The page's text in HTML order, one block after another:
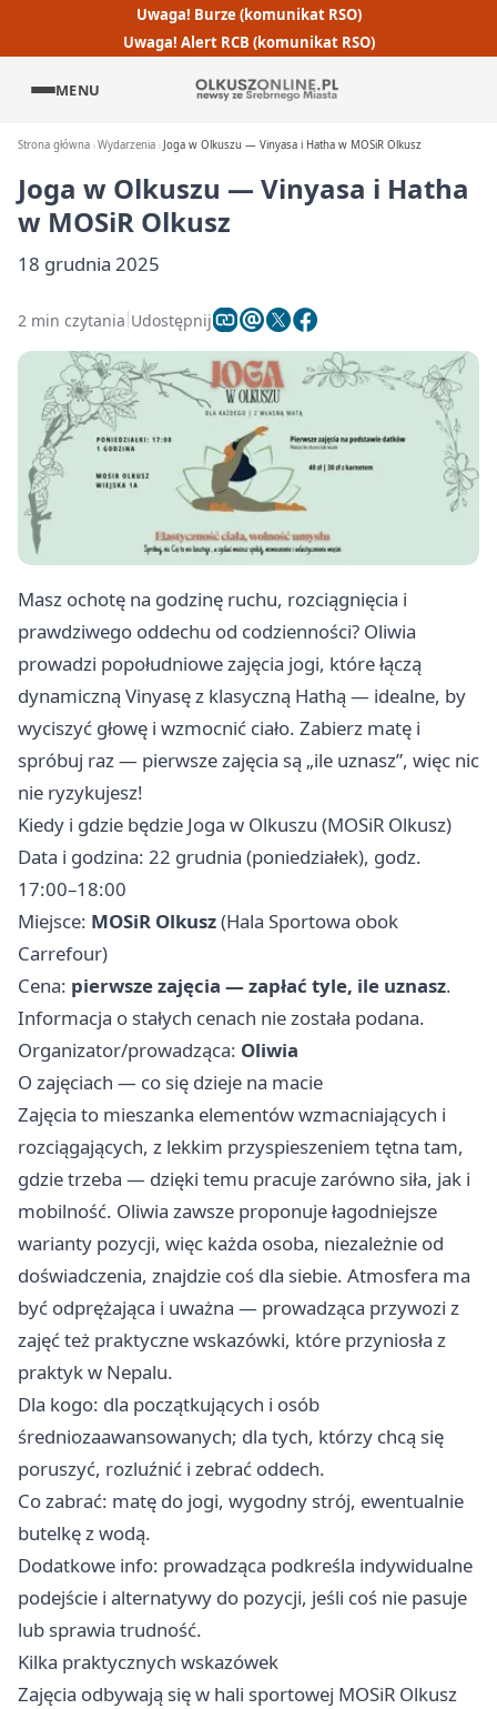
Uwaga! Burze (komunikat RSO)
Uwaga! Alert RCB (komunikat RSO)
MENU
Strona główna Wydarzenia Joga w Olkuszu — Vinyasa i Hatha w MOSiR Olkusz
Joga w Olkuszu — Vinyasa i Hatha
w MOSiR Olkusz
18 grudnia 2025
2 min czytania Udostępnij
Masz ochotę na godzinę ruchu, rozciągnięcia i
prawdziwego oddechu od codzienności? Oliwia
prowadzi popołudniowe zajęcia jogi, które łączą
dynamiczną Vinyasę z klasyczną Hathą — idealne, by
wyciszyć głowę i wzmocnić ciało. Zabierz matę i
spróbuj raz — pierwsze zajęcia są „ile uznasz”, więc nic
nie ryzykujesz!
Kiedy i gdzie będzie Joga w Olkuszu (MOSiR Olkusz)
Data i godzina: 22 grudnia (poniedziałek), godz.
17:00–18:00
Miejsce: MOSiR Olkusz(Hala Sportowa obok
Carrefour)
Cena: pierwsze zajęcia — zapłać tyle, ile uznasz.
Informacja o stałych cenach nie została podana.
Organizator/prowadząca: Oliwia
O zajęciach — co się dzieje na macie
Zajęcia to mieszanka elementów wzmacniających i
rozciągających, z lekkim przyspieszeniem tętna tam,
gdzie trzeba — dzięki temu pracuje zarówno siła, jak i
mobilność. Oliwia zawsze proponuje łagodniejsze
warianty pozycji, więc każda osoba, niezależnie od
doświadczenia, znajdzie coś dla siebie. Atmosfera ma
być odprężająca i uważna — prowadząca przywozi z
zajęć też praktyczne wskazówki, które przyniosła z
praktyk w Nepalu. ‍
Dla kogo: dla początkujących i osób
średniozaawansowanych; dla tych, którzy chcą się
poruszyć, rozluźnić i zebrać oddech.
Co zabrać: matę do jogi, wygodny strój, ewentualnie
butelkę z wodą.
Dodatkowe info: prowadząca podkreśla indywidualne
podejście i alternatywy do pozycji, jeśli coś nie pasuje
lub sprawia trudność.
Kilka praktycznych wskazówek
Zajęcia odbywają się w hali sportowej MOSiR Olkusz